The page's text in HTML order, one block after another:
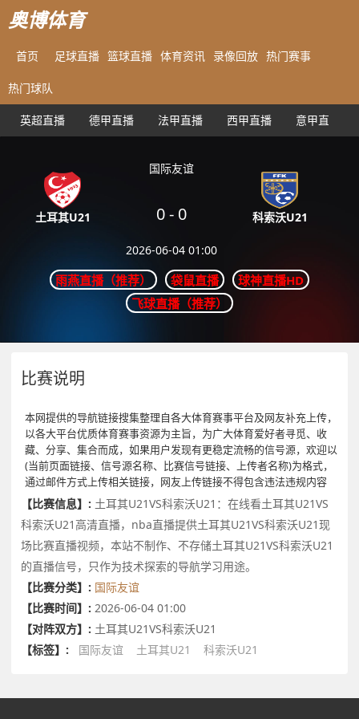
奥博体育
首页 足球直播 篮球直播 体育资讯 录像回放 热门赛事
热门球队
英超直播 德甲直播 法甲直播 西甲直播 意甲直播
土耳其U21
国际友谊
0- 0
2026-06-04 01:00
科索沃U21
雨燕直播（推荐） 袋鼠直播
球神直播HD
飞球直播（推荐）
比赛说明
本网提供的导航链接搜集整理自各大体育赛事平台及网友补充上传，
以各大平台优质体育赛事资源为主旨，为广大体育爱好者寻觅、收
藏、分享、集合而成，如果用户发现有更稳定流畅的信号源，欢迎以
(当前页面链接、信号源名称、比赛信号链接、上传者名称)为格式，
通过邮件方式上传相关链接，网友上传链接不得包含违法违规内容
【比赛信息】: 土耳其U21VS科索沃U21：在线看土耳其U21VS
科索沃U21高清直播，nba直播提供土耳其U21VS科索沃U21现
场比赛直播视频，本站不制作、不存储土耳其U21VS科索沃U21
的直播信号，只作为技术探索的导航学习用途。
【比赛分类】: 国际友谊
【比赛时间】: 2026-06-04 01:00
【对阵双方】: 土耳其U21VS科索沃U21
【标签】:
国际友谊 土耳其U21 科索沃U21